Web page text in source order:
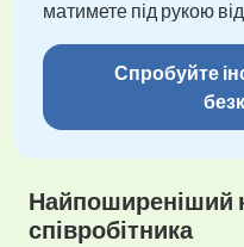
матимете під рукою
Спробуйте
Найпоширеніший
співробітника